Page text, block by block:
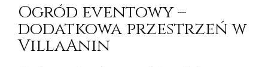
Ogród eventowy –
dodatkowa przestrzeń w
VillaAnin